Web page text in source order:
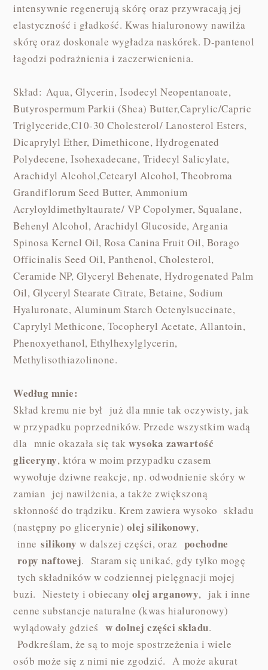
intensywnie regenerują skórę oraz przywracają jej
elastyczność i gładkość. Kwas hialuronowy nawilża
skórę oraz doskonale wygładza naskórek. D-pantenol
łagodzi podrażnienia i zaczerwienienia.
Skład: Aqua, Glycerin, Isodecyl Neopentanoate,
Butyrospermum Parkii (Shea) Butter,Caprylic/Capric
Triglyceride,C10-30 Cholesterol/ Lanosterol Esters,
Dicaprylyl Ether, Dimethicone, Hydrogenated
Polydecene, Isohexadecane, Tridecyl Salicylate,
Arachidyl Alcohol,Cetearyl Alcohol, Theobroma
Grandiflorum Seed Butter, Ammonium
Acryloyldimethyltaurate/ VP Copolymer, Squalane,
Behenyl Alcohol, Arachidyl Glucoside, Argania
Spinosa Kernel Oil, Rosa Canina Fruit Oil, Borago
Officinalis Seed Oil, Panthenol, Cholesterol,
Ceramide NP, Glyceryl Behenate, Hydrogenated Palm
Oil, Glyceryl Stearate Citrate, Betaine, Sodium
Hyaluronate, Aluminum Starch Octenylsuccinate,
Caprylyl Methicone, Tocopheryl Acetate, Allantoin,
Phenoxyethanol, Ethylhexylglycerin,
Methylisothiazolinone.
Według mnie:
Skład kremu nie był już dla mnie tak oczywisty, jak
w przypadku poprzedników. Przede wszystkim wadą
dla mnie okazała się takwysoka zawartość
gliceryny, która w moim przypadku czasem
wywołuje dziwne reakcje, np. odwodnienie skóry w
zamian jej nawilżenia, a także zwiększoną
skłonność do trądziku. Krem zawiera wysoko składu
(następny po glicerynie) olej silikonowy,
innesilikony w dalszej części, oraz pochodne
ropy naftowej. Staram się unikać, gdy tylko mogę
tych składników w codziennej pielęgnacji mojej
buzi. Niestety i obiecany olej arganowy, jak i inne
cenne substancje naturalne (kwas hialuronowy)
wylądowały gdzieś w dolnej części składu.
Podkreślam, że są to moje spostrzeżenia i wiele
osób może się z nimi nie zgodzić. A może akurat